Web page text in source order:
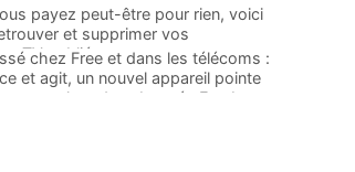
payez peut-être pour rien, voici
et supprimer vos
TV oubliés
...
chez Free et dans les télécoms :
et agit, un nouvel appareil pointe
nez chez des abonnés Freebox...